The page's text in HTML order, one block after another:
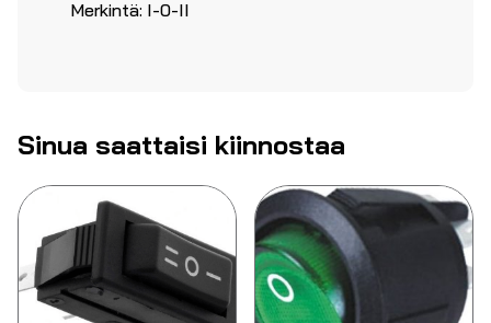
Merkintä: I-0-II
Sinua saattaisi kiinnostaa